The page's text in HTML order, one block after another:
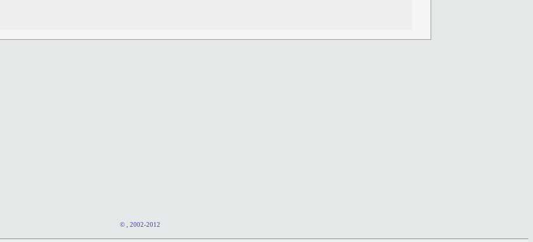
© , 2002-2012